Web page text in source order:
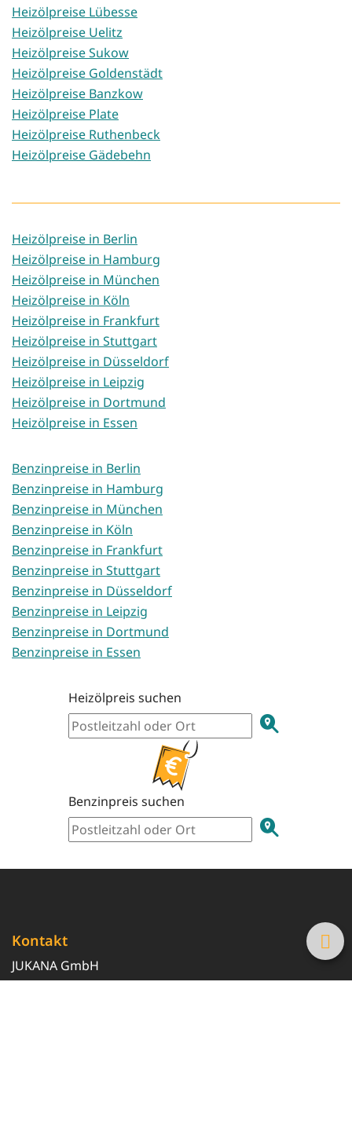
Heizölpreise Lübesse
Heizölpreise Uelitz
Heizölpreise Sukow
Heizölpreise Goldenstädt
Heizölpreise Banzkow
Heizölpreise Plate
Heizölpreise Ruthenbeck
Heizölpreise Gädebehn
Heizölpreise in Berlin
Heizölpreise in Hamburg
Heizölpreise in München
Heizölpreise in Köln
Heizölpreise in Frankfurt
Heizölpreise in Stuttgart
Heizölpreise in Düsseldorf
Heizölpreise in Leipzig
Heizölpreise in Dortmund
Heizölpreise in Essen
Benzinpreise in Berlin
Benzinpreise in Hamburg
Benzinpreise in München
Benzinpreise in Köln
Benzinpreise in Frankfurt
Benzinpreise in Stuttgart
Benzinpreise in Düsseldorf
Benzinpreise in Leipzig
Benzinpreise in Dortmund
Benzinpreise in Essen
Heizölpreis suchen
Benzinpreis suchen
Kontakt
JUKANA GmbH